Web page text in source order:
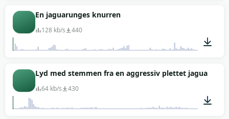
En jaguarunges knurren
128 kb/s 440
00:32
Lyd med stemmen fra en aggressiv plettet jaguar
64 kb/s 430